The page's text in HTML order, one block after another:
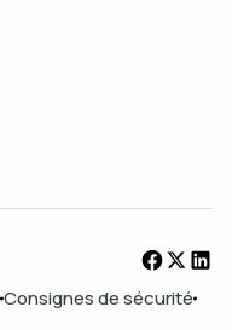
Consignes de sécurité